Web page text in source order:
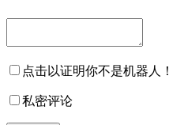
点击以证明你不是机器人！
私密评论